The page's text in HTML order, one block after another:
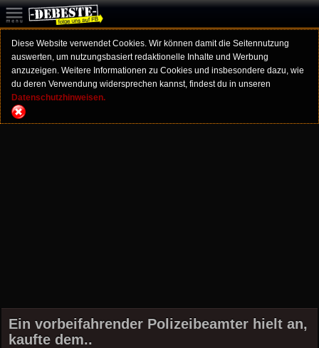
Diese Website verwendet Cookies. Wir können damit die Seitennutzung
auswerten, um nutzungsbasiert redaktionelle Inhalte und Werbung
anzuzeigen. Weitere Informationen zu Cookies und insbesondere dazu, wie
du deren Verwendung widersprechen kannst, findest du in unseren
Datenschutzhinweisen.
Ein vorbeifahrender Polizeibeamter hielt an,
kaufte dem..